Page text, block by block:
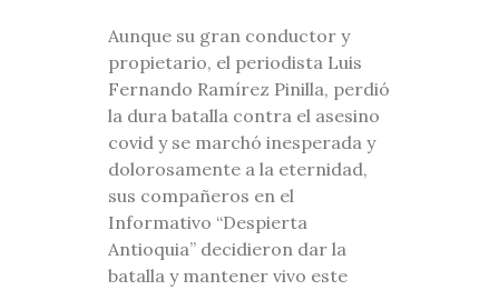
Aunque su gran conductor y
propietario, el periodista Luis
Fernando Ramírez Pinilla, perdió
la dura batalla contra el asesino
covid y se marchó inesperada y
dolorosamente a la eternidad,
sus compañeros en el
Informativo “Despierta
Antioquia” decidieron dar la
batalla y mantener vivo este